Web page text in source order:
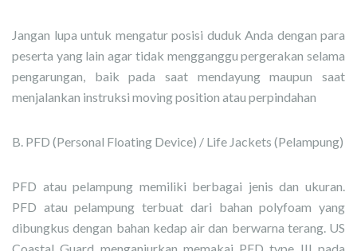
Jangan lupa untuk mengatur posisi duduk Anda dengan para
peserta yang lain agar tidak mengganggu pergerakan selama
pengarungan, baik pada saat mendayung maupun saat
menjalankan instruksi moving position atau perpindahan
B. PFD (Personal Floating Device) / Life Jackets (Pelampung)
PFD atau pelampung memiliki berbagai jenis dan ukuran.
PFD atau pelampung terbuat dari bahan polyfoam yang
dibungkus dengan bahan kedap air dan berwarna terang. US